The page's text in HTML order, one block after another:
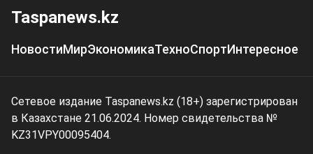
Taspanews.kz
НовостиМирЭкономикаТехноСпортИнтересное
Сетевое издание Taspanews.kz (18+) зарегистрирован
в Казахстане 21.06.2024. Номер свидетельства №
KZ31VPY00095404.